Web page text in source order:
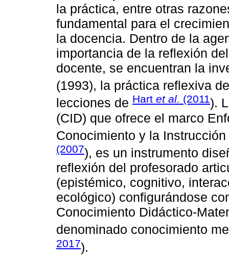
la práctica, entre otras
fundamental para el
la docencia. Dentro de la
importancia de la reflexión
docente, se encuentran la
(1993), la práctica reflexiva
lecciones de Hart et al. (2011).
(CID) que ofrece el marco
Conocimiento y la
(2007), es un instrumento
reflexión del profesorado
(epistémico, cognitivo,
ecológico) configurándose
Conocimiento Didáctico-
denominado conocimiento
2017).